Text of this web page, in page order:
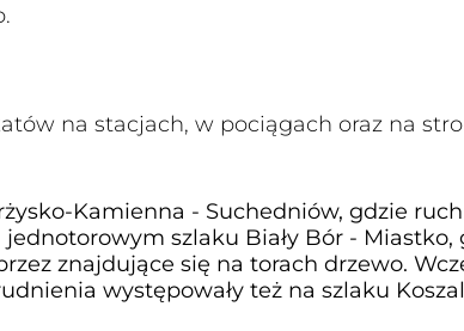
na stacjach, w pociągach oraz na
Kamienna - Suchedniów, gdzie ruch
szlaku Biały Bór - Miastko,
znajdujące się na torach drzewo.
występowały też na szlaku